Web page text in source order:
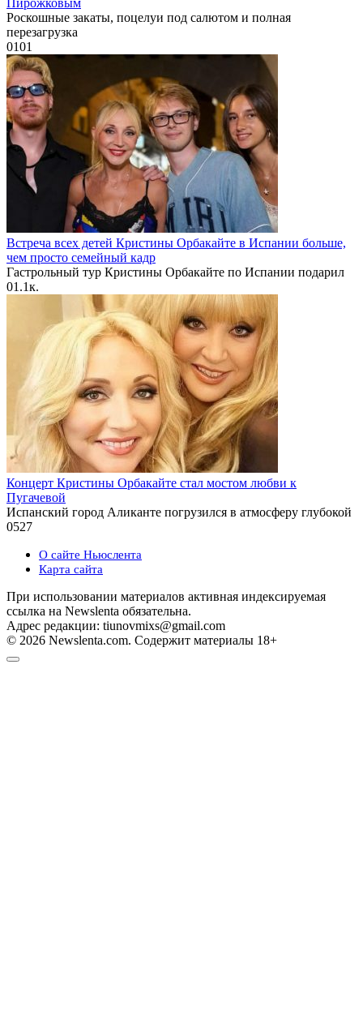
Роскошные закаты, поцелуи под салютом и полная
перезагрузка
0101
Встреча всех детей Кристины Орбакайте в Испании больше,
чем просто семейный кадр
Гастрольный тур Кристины Орбакайте по Испании подарил
01.1к.
Концерт Кристины Орбакайте стал мостом любви к
Пугачевой
Испанский город Аликанте погрузился в атмосферу глубокой
0527
О сайте Ньюслента
Карта сайта
При использовании материалов активная индексируемая
ссылка на Newslenta обязательна.
Адрес редакции: tiunovmixs@gmail.com
© 2026 Newslenta.com. Содержит материалы 18+